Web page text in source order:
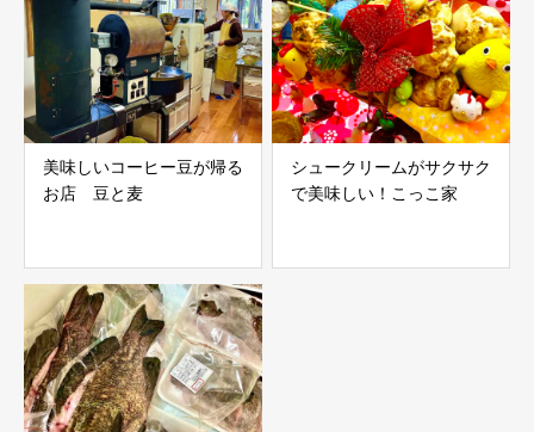
美味しいコーヒー豆が帰る
お店 豆と麦
シュークリームがサクサク
で美味しい！こっこ家